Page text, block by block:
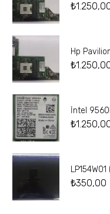
₺
Hp
₺
İntel
₺
₺350,00